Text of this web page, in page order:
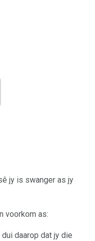
jy is swanger as jy
voorkom as:
daarop dat jy die